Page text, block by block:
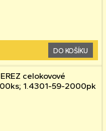
DO KOŠÍKU
celokovové
1.4301-59-2000pk